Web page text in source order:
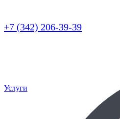
+7 (342) 206-39-39
Услуги